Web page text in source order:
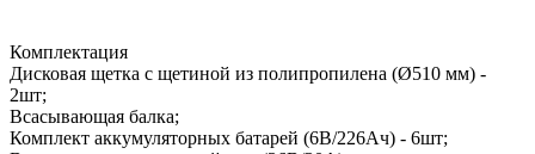
Комплектация
Дисковая щетка с щетиной из полипропилена (Ø510 мм) -
2шт;
Всасывающая балка;
Комплект аккумуляторных батарей (6B/226Ач) - 6шт;